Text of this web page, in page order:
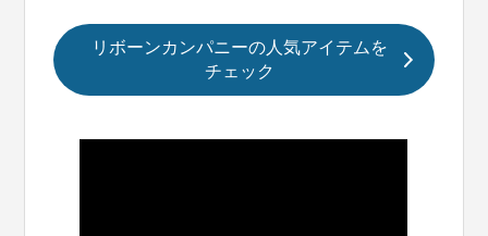
リボーンカンパニーの人気アイテムを
チェック